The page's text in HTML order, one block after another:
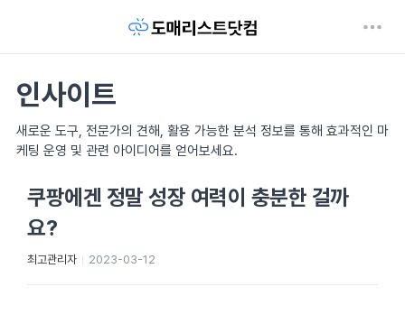
인사이트
새로운 도구, 전문가의 견해, 활용 가능한 분석 정보를 통해 효과적인 마
케팅 운영 및 관련 아이디어를 얻어보세요.
쿠팡에겐 정말 성장 여력이 충분한 걸까
요?
최고관리자 2023-03-12